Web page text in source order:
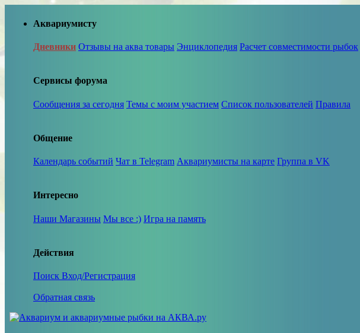
Аквариумисту
Дневники Отзывы на аква товары Энциклопедия Расчет совместимости рыбок
Сервисы форума
Сообщения за сегодня Темы с моим участием Список пользователей Правила
Общение
Календарь событий Чат в Telegram Аквариумисты на карте Группа в VK
Интересно
Наши Магазины Мы все :) Игра на память
Действия
Поиск Вход/Регистрация
Обратная связь